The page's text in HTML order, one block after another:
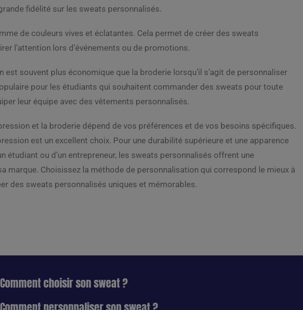
fidélité sur les sweats personnalisés.
de couleurs vives et éclatantes. Cela permet de créer des sweats
l’attention lors d’événements ou de promotions.
souvent plus économique que la broderie lorsqu’il s’agit de personnaliser
pour les étudiants qui souhaitent commander des sweats pour toute
leur équipe avec des vêtements personnalisés.
et la broderie dépend de vos préférences et de vos besoins spécifiques.
est un excellent choix. Pour une durabilité supérieure et une apparence
étudiant ou d’un entrepreneur, les sweats personnalisés offrent une
marque. Choisissez la méthode de personnalisation qui correspond le mieux à
des sweats personnalisés uniques et mémorables.
Comment choisir son sweat ?